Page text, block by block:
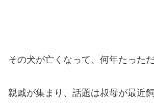
その犬が亡くなって、何年たっただ
親戚が集まり、話題は叔母が最近